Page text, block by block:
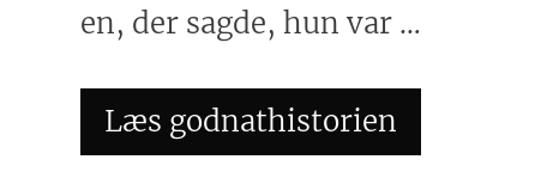
en, der sagde, hun var …
Læs godnathistorien